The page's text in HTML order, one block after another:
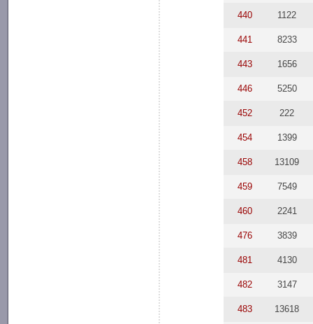
440 1122
441 8233
443 1656
446 5250
452 222
454 1399
458 13109
459 7549
460 2241
476 3839
481 4130
482 3147
483 13618